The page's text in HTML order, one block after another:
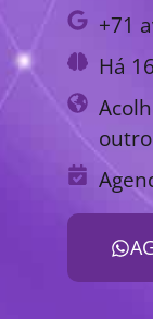
+71
Há